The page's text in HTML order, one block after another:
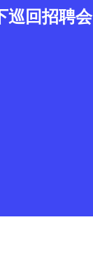
巡回招聘会